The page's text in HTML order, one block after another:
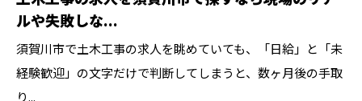
ルや失敗しな...
須賀川市で土木工事の求人を眺めていても、「日給」と「未
経験歓迎」の文字だけで判断してしまうと、数ヶ月後の手取
り...